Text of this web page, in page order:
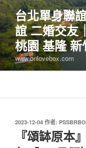
跳
至
主
要
內
容
台北單身聯
誼 二婚交友
桃園 基隆
www.onlovebox.com
發
2023-12-04 作者:
『頌缽原